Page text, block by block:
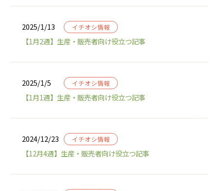
2025/1/13 イチオシ情報
【1月2週】生産・販売者向け役立つ記事
2025/1/5 イチオシ情報
【1月1週】生産・販売者向け役立つ記事
2024/12/23 イチオシ情報
【12月4週】生産・販売者向け役立つ記事